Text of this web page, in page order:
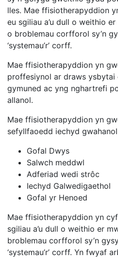
lles. Mae ffisiotherapyddion
eu sgiliau a’u dull o weithio
o broblemau corfforol sy’n
‘systemau’r’ corff.
Mae ffisiotherapyddion yn
proffesiynol ar draws
gymuned ac yng nghartrefi
allanol.
Mae ffisiotherapyddion yn
sefyllfaoedd iechyd
Gofal Dwys
Salwch meddwl
Adferiad wedi strôc
Iechyd Galwedigaethol
Gofal yr Henoed
Mae ffisiotherapyddion yn
sgiliau a’u dull o weithio er
broblemau corfforol sy’n
‘systemau’r’ corff. Yn fwyaf